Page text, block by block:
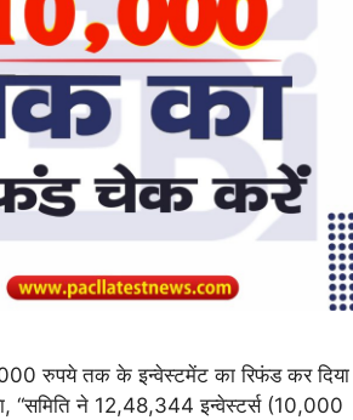
रुपये तक के इन्वेस्टमेंट का रिफंड कर दिया
“समिति ने 12,48,344 इन्वेस्टर्स (10,000